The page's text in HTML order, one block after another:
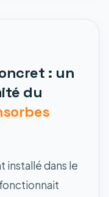
: un
du
installé dans le